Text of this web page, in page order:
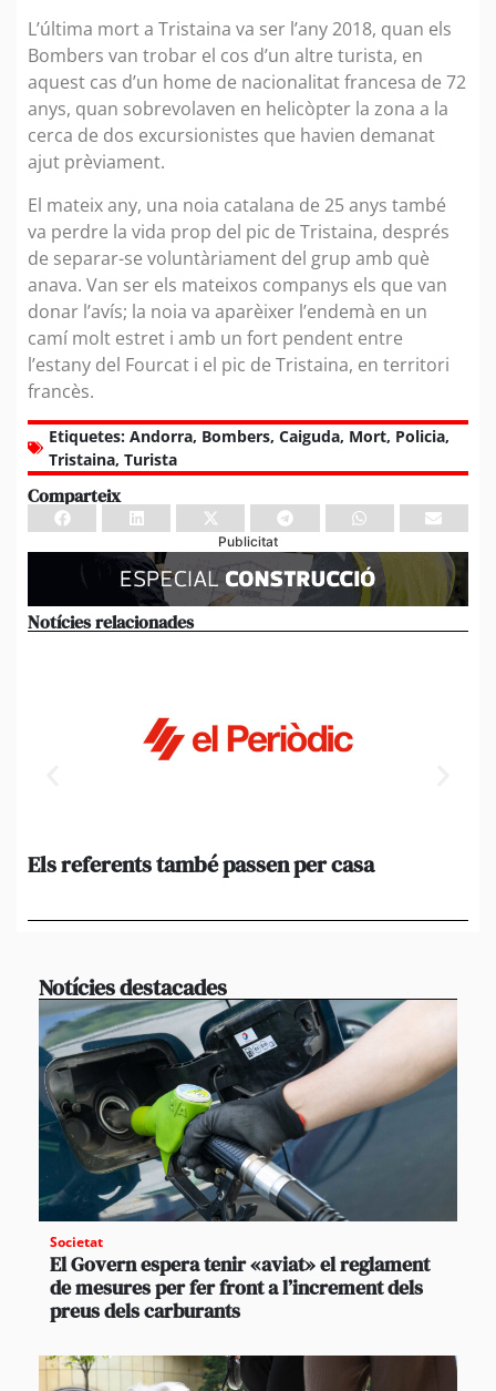
L’última mort a Tristaina va ser l’any 2018, quan els
Bombers van trobar el cos d’un altre turista, en
aquest cas d’un home de nacionalitat francesa de 72
anys, quan sobrevolaven en helicòpter la zona a la
cerca de dos excursionistes que havien demanat
ajut prèviament.
El mateix any, una noia catalana de 25 anys també
va perdre la vida prop del pic de Tristaina, després
de separar-se voluntàriament del grup amb què
anava. Van ser els mateixos companys els que van
donar l’avís; la noia va aparèixer l’endemà en un
camí molt estret i amb un fort pendent entre
l’estany del Fourcat i el pic de Tristaina, en territori
francès.
Etiquetes: Andorra, Bombers, Caiguda, Mort, Policia,
Tristaina, Turista
Comparteix
Publicitat
Notícies relacionades
Els referents també passen per casa
Notícies destacades
Societat
El Govern espera tenir «aviat» el reglament
de mesures per fer front a l’increment dels
preus dels carburants